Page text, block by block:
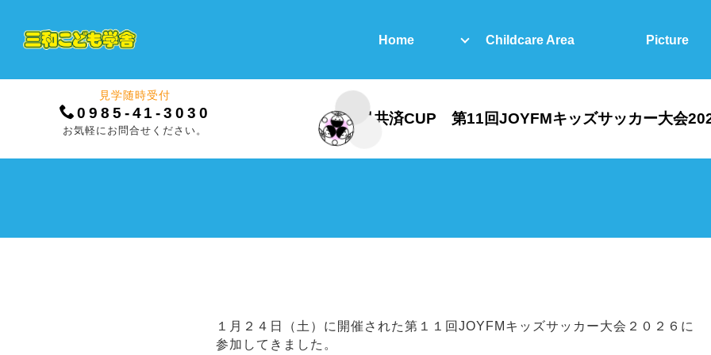
Home Childcare Area Picture
見学随時受付
0985-41-3030
お気軽にお問合せください。
県民共済CUP 第11回JOYFMキッズサッカー大会
１月２４日（土）に開催された第１１回JOYFMキッズサッカー大会２０２６に
参加してきました。